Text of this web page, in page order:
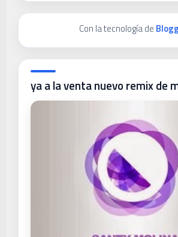
Con la tecnología de
ya a la venta nuevo remix de